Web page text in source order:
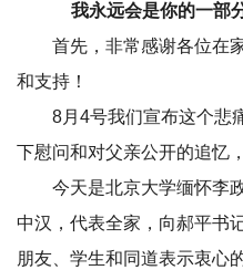
我永远会是你的一部
首先，非常感谢各位在
和支持！
8月4号我们宣布这个悲
下慰问和对父亲公开的追忆
今天是北京大学缅怀李
中汉，代表全家，向郝平书
朋友、学生和同道表示衷心